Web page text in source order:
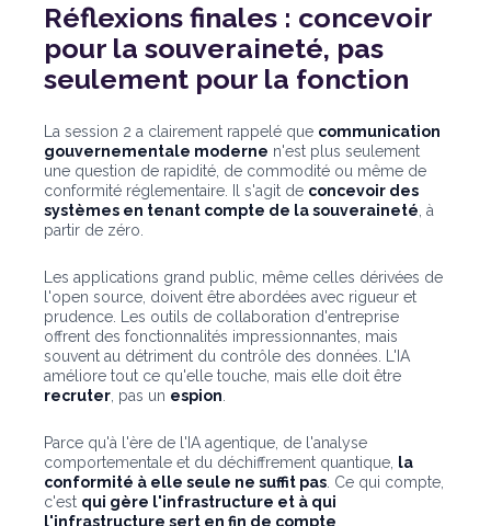
Réflexions finales : concevoir
pour la souveraineté, pas
seulement pour la fonction
La session 2 a clairement rappelé que communication
gouvernementale moderne n'est plus seulement
une question de rapidité, de commodité ou même de
conformité réglementaire. Il s'agit de concevoir des
systèmes en tenant compte de la souveraineté , à
partir de zéro.
Les applications grand public, même celles dérivées de
l'open source, doivent être abordées avec rigueur et
prudence. Les outils de collaboration d'entreprise
offrent des fonctionnalités impressionnantes, mais
souvent au détriment du contrôle des données. L'IA
améliore tout ce qu'elle touche, mais elle doit être
recruter , pas un espion
Parce qu'à l'ère de l'IA agentique, de l'analyse
comportementale et du déchiffrement quantique,
la
conformité à elle seule ne suffit pas . Ce qui compte,
c'est qui gère l'infrastructure et à qui
l'infrastructure sert en fin de compte